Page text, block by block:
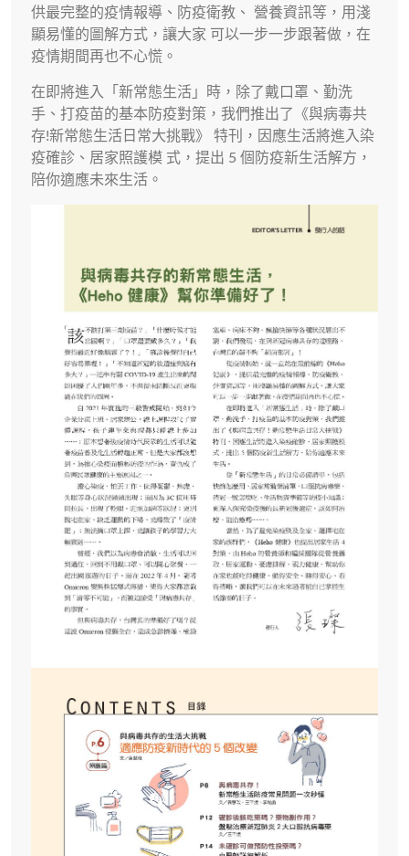
供最完整的疫情報導、防疫衛教、 營養資訊等，用淺
顯易懂的圖解方式，讓大家 可以一步一步跟著做，在
疫情期間再也不心慌。
在即將進入「新常態生活」時，除了戴口罩、勤洗
手、打疫苗的基本防疫對策，我們推出了《與病毒共
存!新常態生活日常大挑戰》 特刊，因應生活將進入染
疫確診、居家照護模 式，提出 5 個防疫新生活解方，
陪你適應未來生活。